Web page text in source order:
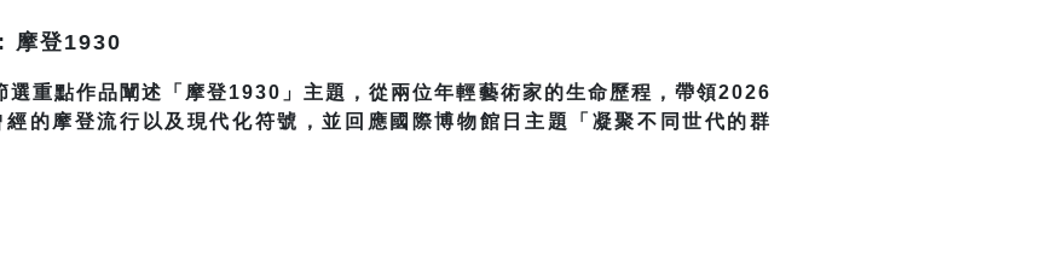
摩登1930
選重點作品闡述「摩登1930」主題，從兩位年輕藝術家的生命歷程，帶領2026
的摩登流行以及現代化符號，並回應國際博物館日主題「凝聚不同世代的群